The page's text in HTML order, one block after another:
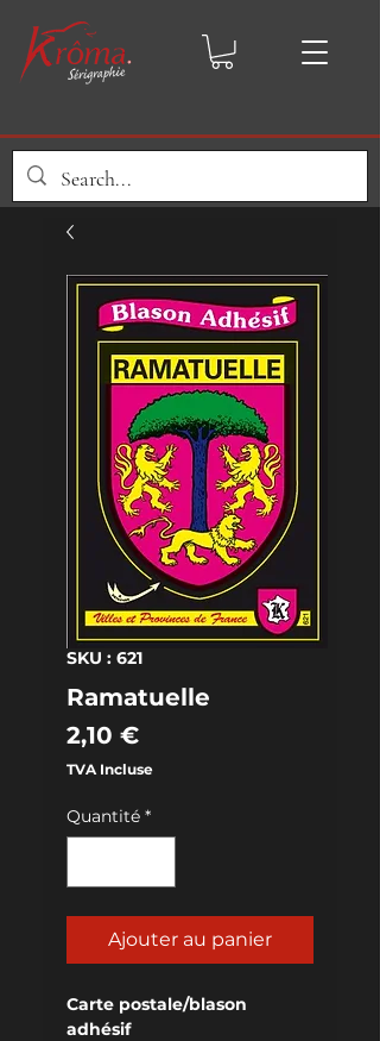
SKU : 621
Ramatuelle
2,10 €Prix
TVA Incluse
Quantité *
Ajouter au panier
Carte postale/blason
adhésif